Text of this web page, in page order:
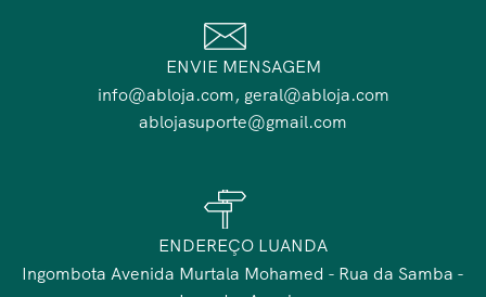
ENVIE MENSAGEM
info@abloja.com, geral@abloja.com
ablojasuporte@gmail.com
ENDEREÇO LUANDA
Ingombota Avenida Murtala Mohamed - Rua da Samba -